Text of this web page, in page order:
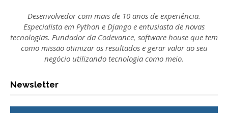
Desenvolvedor com mais de 10 anos de experiência.
Especialista em Python e Django e entusiasta de novas
tecnologias. Fundador da Codevance, software house que tem
como missão otimizar os resultados e gerar valor ao seu
negócio utilizando tecnologia como meio.
Newsletter